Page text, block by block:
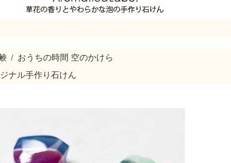
おうちの時間 空のかけら
ナル手作り石けん